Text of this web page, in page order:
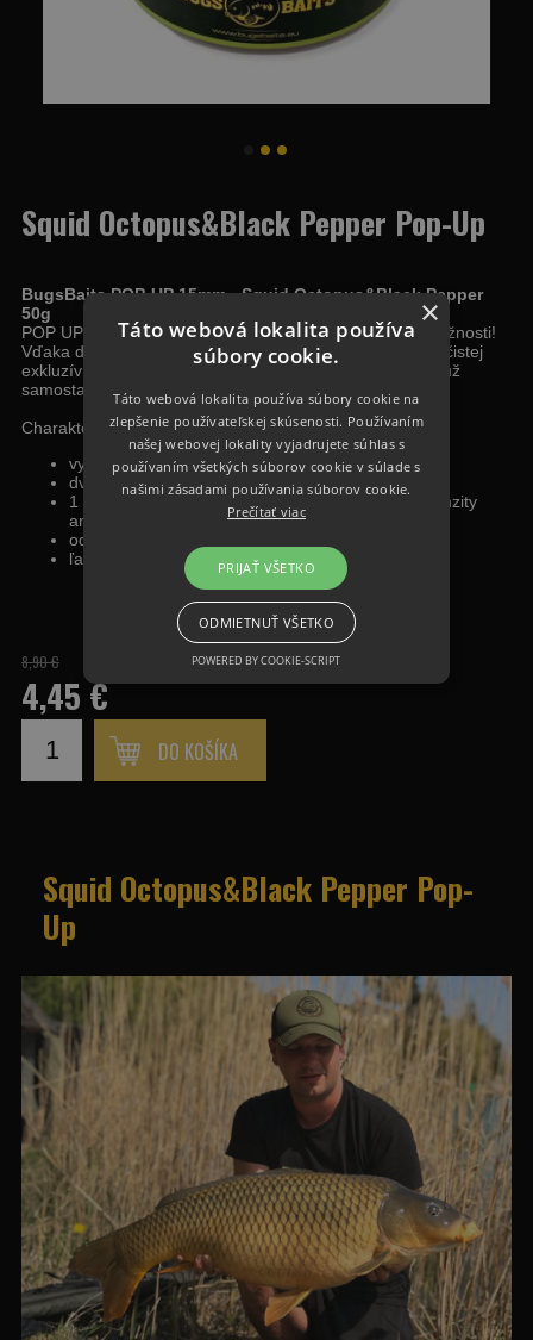
Squid Octopus&Black Pepper Pop-Up
BugsBaits POP-UP 15mm - Squid Octopus&Black Pepper
50g
POP UP BugsBait to nie sú len POP-ky. BugsBaits sú možnosti!
Vďaka dvom farbám v balení, a najmä vďaka 1 ml extra čistej
exkluzívnej esencie, máte viac možností prezentácie, či už
samostatne alebo v kombinácii s boilie NutriWorld.
Charakteristika:
vysoká vztlaková sila
dve farby v balení
1 ml extra čistej esencie k zostaveniu vlastnej intenzity
arómy a kombinovanie aróm
odolnosť voči ataku malých rýb
ľahká prepichovateľnosť, bez narušenia celistvosti
8,90 €
4,45 €
DO KOŠÍKA
Squid Octopus&Black Pepper Pop-
Up
×
Táto webová lokalita používa
súbory cookie.
Táto webová lokalita používa súbory cookie na
zlepšenie používateľskej skúsenosti. Používaním
našej webovej lokality vyjadrujete súhlas s
používaním všetkých súborov cookie v súlade s
našimi zásadami používania súborov cookie.
Prečítať viac
PRIJAŤ VŠETKO
ODMIETNUŤ VŠETKO
POWERED BY COOKIE-SCRIPT